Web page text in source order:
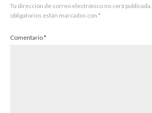
Tu dirección de correo electrónico no será publicada.
obligatorios están marcados con *
Comentario*